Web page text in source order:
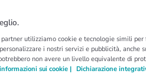
utilizziamo cookie e tecnologie simili
i nostri servizi e pubblicità, anche
non avere un livello equivalente di
informazioni sui cookie | Dichiarazione